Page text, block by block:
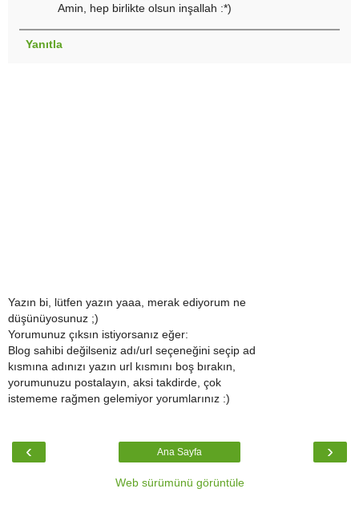
Amin, hep birlikte olsun inşallah :*)
Yanıtla
Yazın bi, lütfen yazın yaaa, merak ediyorum ne
düşünüyosunuz ;)
Yorumunuz çıksın istiyorsanız eğer:
Blog sahibi değilseniz adı/url seçeneğini seçip ad
kısmına adınızı yazın url kısmını boş bırakın,
yorumunuzu postalayın, aksi takdirde, çok
istememe rağmen gelemiyor yorumlarınız :)
‹ ›
Ana Sayfa
Web sürümünü görüntüle